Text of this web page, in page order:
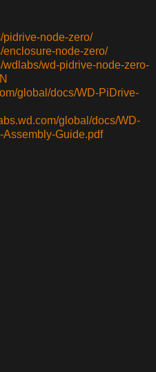
pidrive-node-zero/
enclosure-node-zero/
wdlabs/wd-pidrive-node-zero-
global/docs/WD-PiDrive-
global/docs/WD-
Guide.pdf